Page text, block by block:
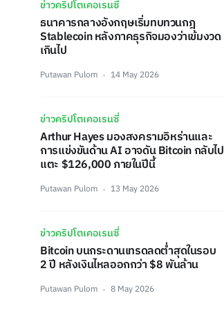
ข่าวคริปโตเคอเรนซี่
ธนาคารกลางอังกฤษเริ่มทบทวนกฎ
Stablecoin หลังภาคธุรกิจมองว่าเข้มงวด
เกินไป
Putawan Pulom 14 May 2026
ข่าวคริปโตเคอเรนซี่
Arthur Hayes มองสงครามอิหร่านและ
การแข่งขันด้าน AI อาจดัน Bitcoin กลับไป
แตะ $126,000 ภายในปีนี้
Putawan Pulom 13 May 2026
ข่าวคริปโตเคอเรนซี่
Bitcoin บนกระดานเทรดลดต่ำสุดในรอบ
2 ปี หลังเงินไหลออกกว่า $8 พันล้าน
Putawan Pulom 8 May 2026